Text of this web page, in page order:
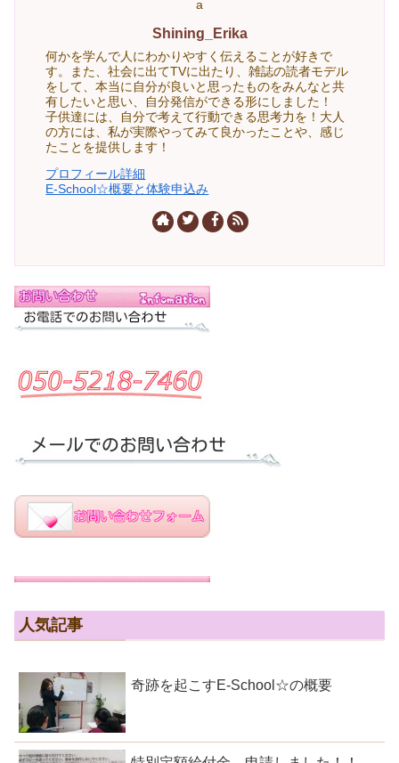
Shining_Erika
何かを学んで人にわかりやすく伝えることが好きで
す。また、社会に出てTVに出たり、雑誌の読者モデル
をして、本当に自分が良いと思ったものをみんなと共
有したいと思い、自分発信ができる形にしました！
子供達には、自分で考えて行動できる思考力を！大人
の方には、私が実際やってみて良かったことや、感じ
たことを提供します！
プロフィール詳細
E-School☆概要と体験申込み
人気記事
奇跡を起こすE-School☆の概要